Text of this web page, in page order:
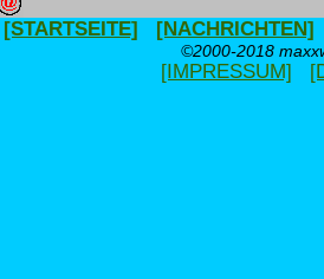
[STARTSEITE] [NACHRICHTEN]
©2000-2018
[IMPRESSUM]